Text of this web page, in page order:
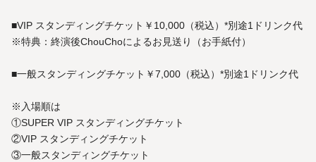
■VIP スタンディングチケット￥10,000（税込）*別途1ドリンク代
※特典：終演後ChouChoによるお見送り（お手紙付）
■一般スタンディングチケット￥7,000（税込）*別途1ドリンク代
※入場順は
①SUPER VIP スタンディングチケット
②VIP スタンディングチケット
③一般スタンディングチケット